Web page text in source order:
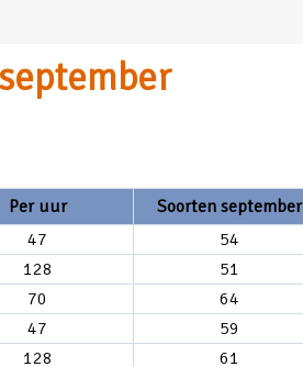
Per uur
Soorten september
47
54
128
51
70
64
47
59
128
61